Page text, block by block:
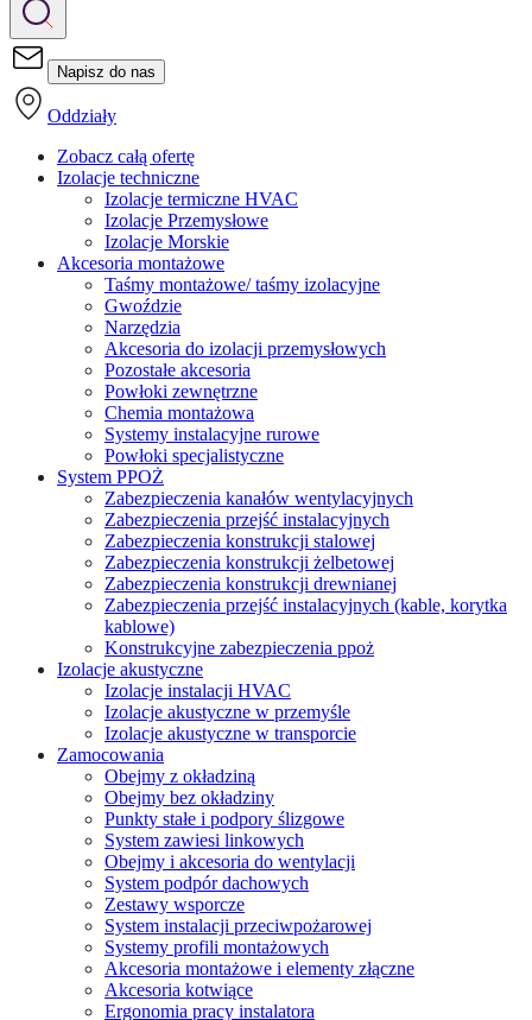
Napisz do nas
Oddziały
Zobacz całą ofertę
Izolacje techniczne
Izolacje termiczne HVAC
Izolacje Przemysłowe
Izolacje Morskie
Akcesoria montażowe
Taśmy montażowe/ taśmy izolacyjne
Gwoździe
Narzędzia
Akcesoria do izolacji przemysłowych
Pozostałe akcesoria
Powłoki zewnętrzne
Chemia montażowa
Systemy instalacyjne rurowe
Powłoki specjalistyczne
System PPOŻ
Zabezpieczenia kanałów wentylacyjnych
Zabezpieczenia przejść instalacyjnych
Zabezpieczenia konstrukcji stalowej
Zabezpieczenia konstrukcji żelbetowej
Zabezpieczenia konstrukcji drewnianej
Zabezpieczenia przejść instalacyjnych (kable, korytka
kablowe)
Konstrukcyjne zabezpieczenia ppoż
Izolacje akustyczne
Izolacje instalacji HVAC
Izolacje akustyczne w przemyśle
Izolacje akustyczne w transporcie
Zamocowania
Obejmy z okładziną
Obejmy bez okładziny
Punkty stałe i podpory ślizgowe
System zawiesi linkowych
Obejmy i akcesoria do wentylacji
System podpór dachowych
Zestawy wsporcze
System instalacji przeciwpożarowej
Systemy profili montażowych
Akcesoria montażowe i elementy złączne
Akcesoria kotwiące
Ergonomia pracy instalatora